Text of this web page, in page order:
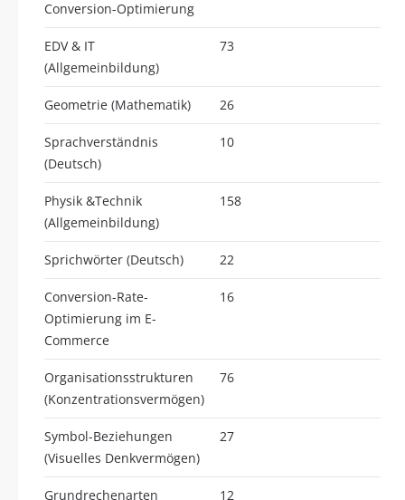
Conversion-Optimierung
EDV & IT
(Allgemeinbildung)
73
Geometrie (Mathematik) 26
Sprachverständnis
(Deutsch)
10
Physik &Technik
(Allgemeinbildung)
158
Sprichwörter (Deutsch) 22
Conversion-Rate-
Optimierung im E-
Commerce
16
Organisationsstrukturen
(Konzentrationsvermögen)
76
Symbol-Beziehungen
(Visuelles Denkvermögen)
27
Grundrechenarten
12